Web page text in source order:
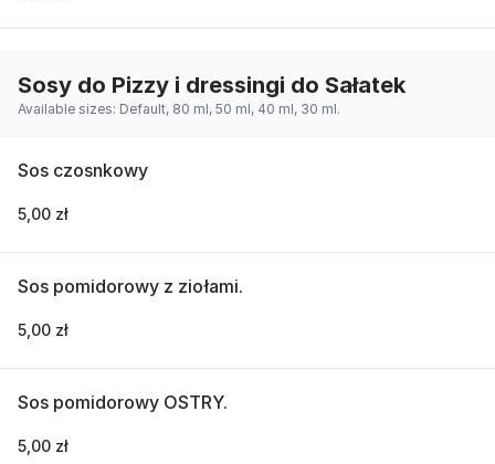
Sosy do Pizzy i dressingi do Sałatek
Available sizes: Default, 80 ml, 50 ml, 40 ml, 30 ml.
Sos czosnkowy
5,00 zł
Sos pomidorowy z ziołami.
5,00 zł
Sos pomidorowy OSTRY.
5,00 zł